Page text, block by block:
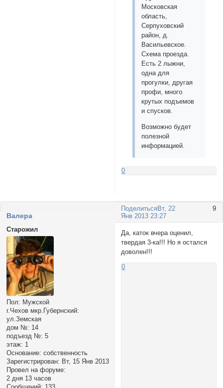
Московская
область,
Серпуховский
район, д.
Васильевское.
Схема проезда.
Есть 2 лыжни,
одна для
прогулки, другая
профи, много
крутых подъемов
и спусков.
Возможно будет
полезной
информацией.
0
Поделиться 9
Вт, 22
Янв 2013 23:27
Валера
Старожил
Пол: Мужской
г.Чехов мкр.Губернский:
ул.Земская
дом №: 14
подъезд №: 5
этаж: 1
Основание: собственность
Зарегистрирован: Вт, 15 Янв 2013
Провел на форуме:
2 дня 13 часов
Да, каток вчера оценил,
твердая 3-ка!!! Но я остался
доволен!!!
0